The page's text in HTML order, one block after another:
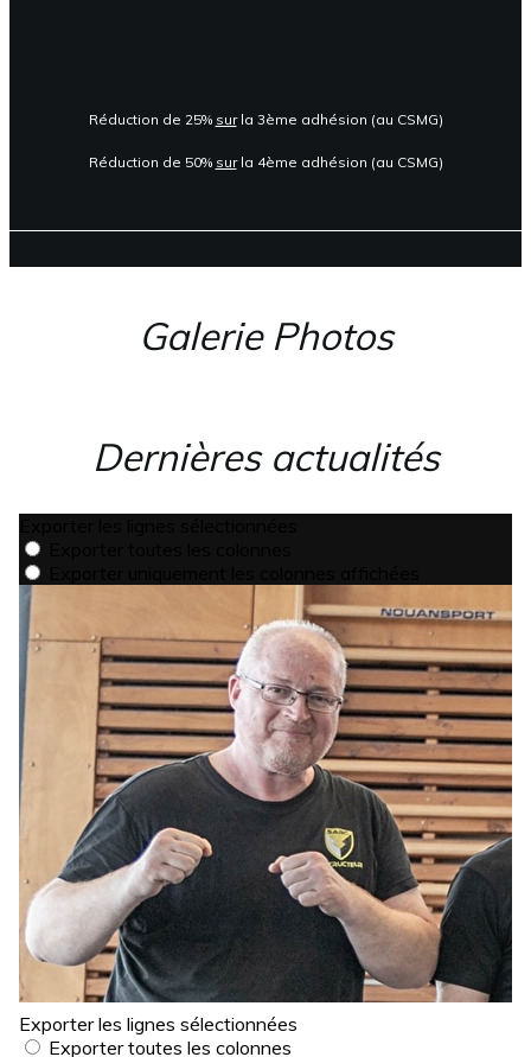
Réduction de 25% surla 3ème adhésion (au CSMG)
Réduction de 50% surla 4ème adhésion (au CSMG)
Galerie Photos
Dernières actualités